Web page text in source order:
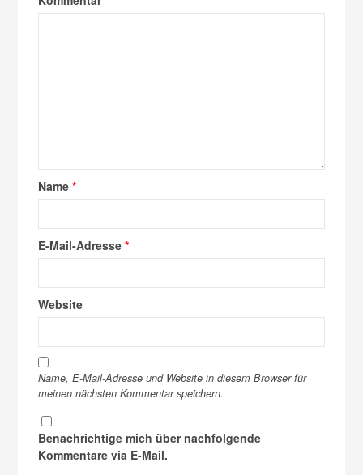
Name*
E-Mail-Adresse*
Website
Name, E-Mail-Adresse und Website in diesem Browser für
meinen nächsten Kommentar speichern.
Benachrichtige mich über nachfolgende
Kommentare via E-Mail.